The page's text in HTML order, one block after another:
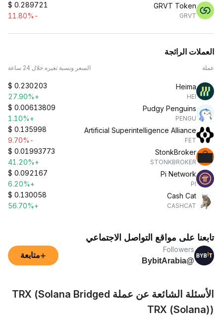
GRVT Token
GRVT
$ 0.289721
-11.80%
العملات الرائجة
عملة السعر ونسبة تغيره خلال 24 ساعة
Heima
HEI
$ 0.230203
+27.90%
Pudgy Penguins
PENGU
$ 0.00613809
+1.10%
Artificial Superintelligence Alliance
FET
$ 0.135998
-9.70%
StonkBroker
STONKBROKER
$ 0.01993773
+41.20%
Pi Network
PI
$ 0.092167
+6.20%
Cash Cat
CASHCAT
$ 0.130058
+56.70%
تابعنا على مواقع التواصل الاجتماعي
Followers
@BybitArabia
+متابعة
الأسئلة الشائعة عن عملة TRX (Solana Bridged
TRX (Solana))